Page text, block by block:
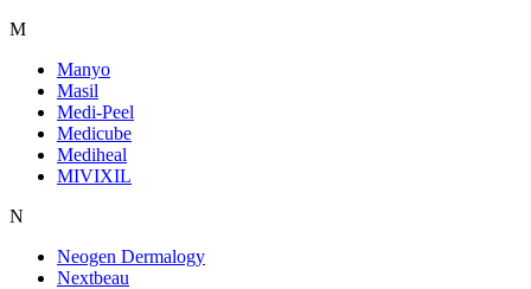
M
Manyo
Masil
Medi-Peel
Medicube
Mediheal
MIVIXIL
N
Neogen Dermalogy
Nextbeau